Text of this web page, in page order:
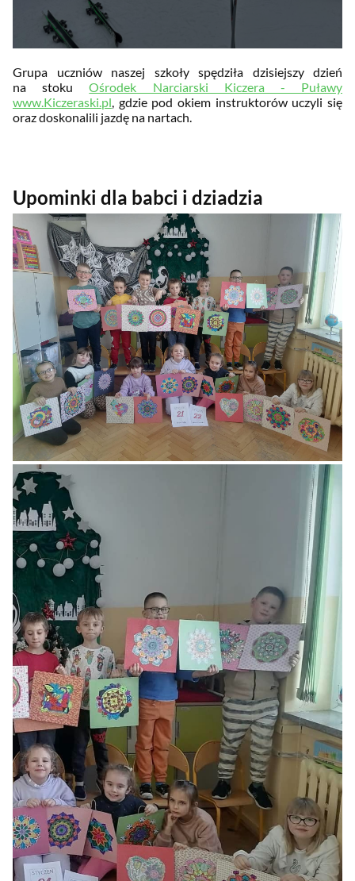
Grupa uczniów naszej szkoły spędziła dzisiejszy dzień
na stokuOśrodek Narciarski Kiczera - Puławy
www.Kiczeraski.pl, gdzie pod okiem instruktorów uczyli się
oraz doskonalili jazdę na nartach.
Upominki dla babci i dziadzia